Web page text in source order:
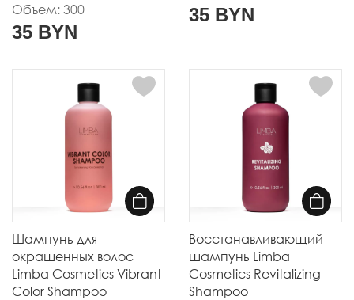
Объем: 300
35 BYN
35 BYN
Шампунь для
окрашенных волос
Limba Cosmetics Vibrant
Color Shampoo
Восстанавливающий
шампунь Limba
Cosmetics Revitalizing
Shampoo